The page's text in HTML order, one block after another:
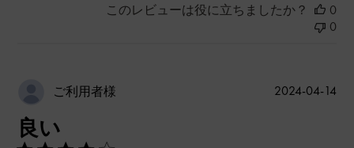
このレビューは役に立ちましたか？
0
0
ご利用者様
良い
公
2024-04-14